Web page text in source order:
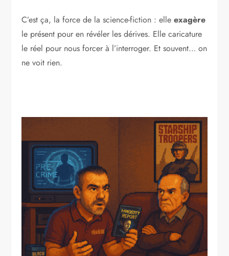
C’est ça, la force de la science-fiction : elleexagère
le présent pour en révéler les dérives. Elle caricature
le réel pour nous forcer à l’interroger. Et souvent… on
ne voit rien.